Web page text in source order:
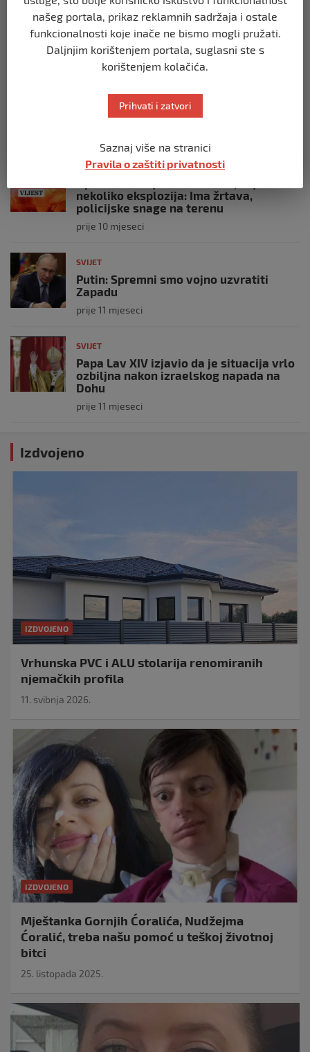
posade
prije 10 mjeseci
i uplovio u Gazu – kapetan iz Sarajeva
vijori zastavu BiH
SVIJET
nekoliko eksplozija: Ima žrtava,
policijske snage na terenu
prije 10 mjeseci
SVIJET
Putin: Spremni smo vojno uzvratiti
Zapadu
prije 11 mjeseci
SVIJET
Papa Lav XIV izjavio da je situacija vrlo
ozbiljna nakon izraelskog napada na
Dohu
prije 11 mjeseci
Izdvojeno
IZDVOJENO
Vrhunska PVC i ALU stolarija renomiranih
njemačkih profila
11. svibnja 2026.
IZDVOJENO
Mještanka Gornjih Ćoralića, Nudžejma
Ćoralić, treba našu pomoć u teškoj životnoj
bitci
25. listopada 2025.
našeg portala, prikaz reklamnih sadržaja i ostale
funkcionalnosti koje inače ne bismo mogli pružati.
Daljnjim korištenjem portala, suglasni ste s
korištenjem kolačića.
Prihvati i zatvori
Saznaj više na stranici
Pravila o zaštiti privatnosti